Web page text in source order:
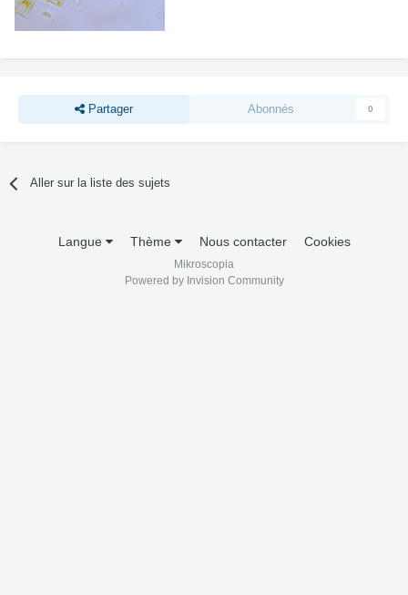
Partager Abonnés 0
Aller sur la liste des sujets
Langue Thème Nous contacter Cookies
Mikroscopia
Powered by Invision Community